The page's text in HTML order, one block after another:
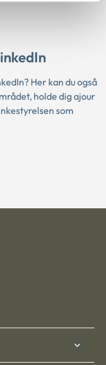
Her kan du også
holde dig ajour
som